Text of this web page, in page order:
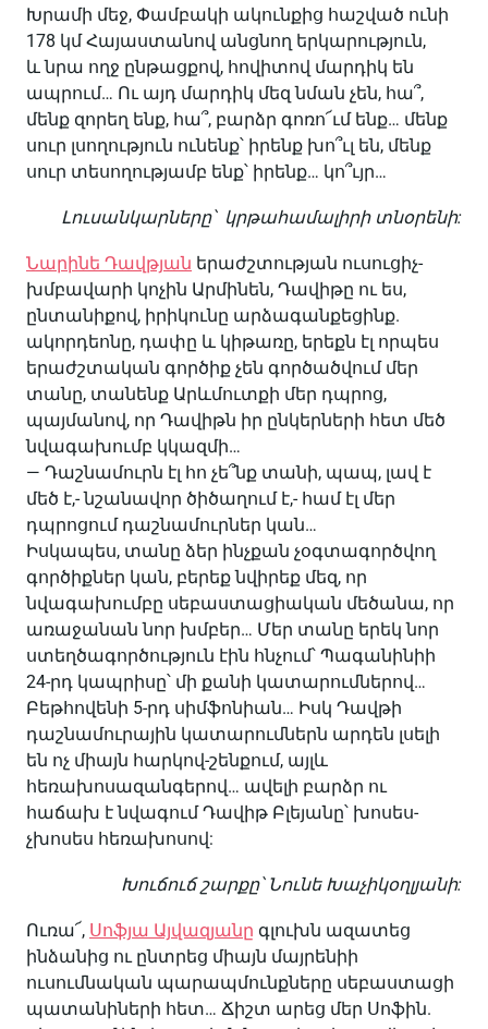
Խրամի մեջ, Փամբակի ակունքից հաշված ունի
178 կմ Հայաստանով անցնող երկարություն,
և նրա ողջ ընթացքով, հովիտով մարդիկ են
ապրում… Ու այդ մարդիկ մեզ նման չեն, հա՞,
մենք զորեղ ենք, հա՞, բարձր գոռո՜ւմ ենք… մենք
սուր լսողություն ունենք՝ իրենք խո՞ւլ են, մենք
սուր տեսողությամբ ենք՝ իրենք… կո՞ւյր…
Լուսանկարները՝ կրթահամալիրի տնօրենի:
Նարինե Դավթյան երաժշտության ուսուցիչ-
խմբավարի կոչին Արմինեն, Դավիթը ու ես,
ընտանիքով, իրիկունը արձագանքեցինք.
ակորդեոնը, դափը և կիթառը, երեքն էլ որպես
երաժշտական գործիք չեն գործածվում մեր
տանը, տանենք Արևմուտքի մեր դպրոց,
պայմանով, որ Դավիթն իր ընկերների հետ մեծ
նվագախումբ կկազմի…
— Դաշնամուրն էլ հո չե՞նք տանի, պապ, լավ է
մեծ է,- նշանավոր ծիծաղում է,- համ էլ մեր
դպրոցում դաշնամուրներ կան…
Իսկապես, տանը ձեր ինչքան չօգտագործվող
գործիքներ կան, բերեք նվիրեք մեզ, որ
նվագախումբը սեբաստացիական մեծանա, որ
առաջանան նոր խմբեր… Մեր տանը երեկ նոր
ստեղծագործություն էին հնչում՝ Պագանինիի
24-րդ կապրիսը՝ մի քանի կատարումներով…
Բեթհովենի 5-րդ սիմֆոնիան… Իսկ Դավթի
դաշնամուրային կատարումներն արդեն լսելի
են ոչ միայն հարկով-շենքում, այլև
հեռախոսազանգերով… ավելի բարձր ու
հաճախ է նվագում Դավիթ Բլեյանը՝ խոսես-
չխոսես հեռախոսով:
Խուճուճ շարքը՝ Նունե Խաչիկօղլյանի:
Ուռա՜, Սոֆյա Այվազյանը գլուխն ազատեց
ինձանից ու ընտրեց միայն մայրենիի
ուսումնական պարապմունքները սեբաստացի
պատանիների հետ… Ճիշտ արեց մեր Սոֆին.